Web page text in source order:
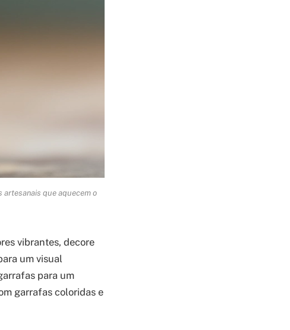
artesanais que aquecem o
vibrantes, decore
um visual
para um
garrafas coloridas e